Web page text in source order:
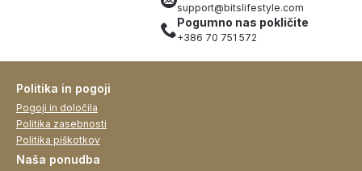
support@bitslifestyle.com
Pogumno nas pokličite
+386 70 751 572
Naša ponudba
Politika in pogoji
Pogoji in določila
Politika zasebnosti
Politika piškotkov